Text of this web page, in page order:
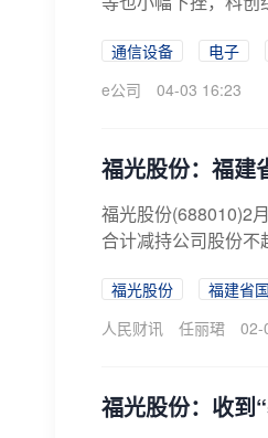
通信设备 电子
e公司
04-03 16:23
福光股份：福建
福光股份(688010)2
合计减持公司股份
福光股份 福建省
人民财讯
任丽珺 02-
福光股份：收到